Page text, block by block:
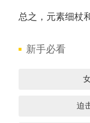
总之，元素细杖
新手必看
迫